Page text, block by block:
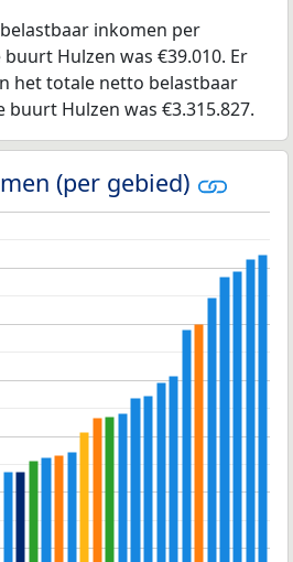
inkomen per
Hulzen was €39.010. Er
het totale netto belastbaar
buurt Hulzen was €3.315.827.
(per gebied)